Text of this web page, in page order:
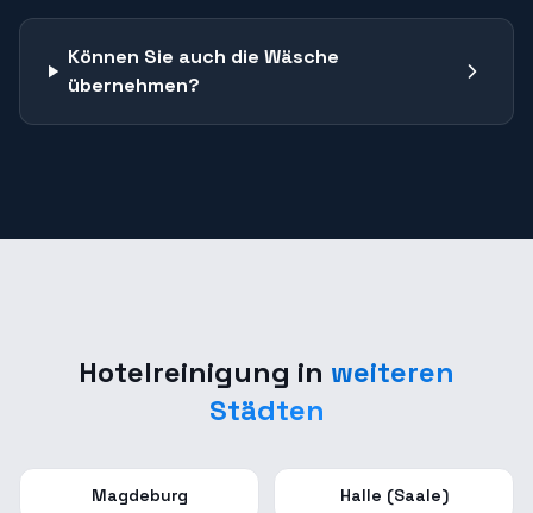
Können Sie auch die Wäsche
übernehmen?
Hotelreinigung in weiteren
Städten
Magdeburg Halle (Saale)